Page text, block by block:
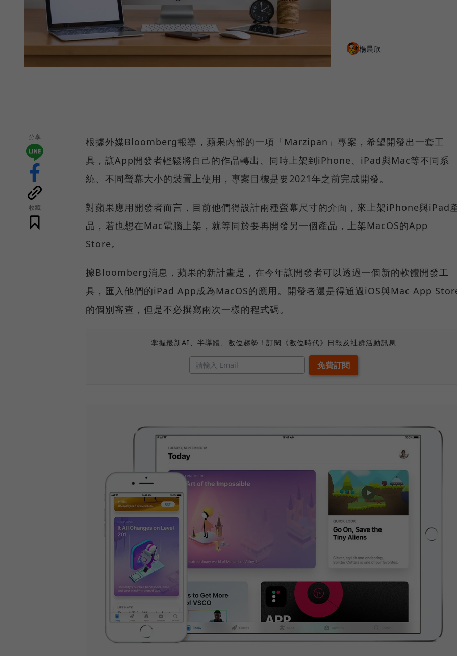
楊晨欣
分享
收藏
根據外媒Bloomberg報導，蘋果內部的一項「Marzipan」專案，希望開發出一套工
具，讓App開發者輕鬆將自己的作品轉出、同時上架到iPhone、iPad與Mac等不同系
統、不同螢幕大小的裝置上使用，專案目標是要2021年之前完成開發。
對蘋果應用開發者而言，目前他們得設計兩種螢幕尺寸的介面，來上架iPhone與iPad
品，若也想在Mac電腦上架，就等同於要再開發另一個產品，上架MacOS的App
Store。
據Bloomberg消息，蘋果的新計畫是，在今年讓開發者可以透過一個新的軟體開發工
具，匯入他們的iPad App成為MacOS的應用。開發者還是得通過iOS與Mac App
的個別審查，但是不必撰寫兩次一樣的程式碼。
掌握最新AI、半導體、數位趨勢！訂閱《數位時代》日報及社群活動訊息